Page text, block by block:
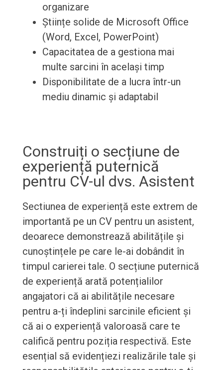
organizare
Științe solide de Microsoft Office
(Word, Excel, PowerPoint)
Capacitatea de a gestiona mai
multe sarcini în același timp
Disponibilitate de a lucra într-un
mediu dinamic și adaptabil
Construiți o secțiune de
experiență puternică
pentru CV-ul dvs. Asistent
Sectiunea de experiență este extrem de
importantă pe un CV pentru un asistent,
deoarece demonstrează abilitățile și
cunoștințele pe care le-ai dobândit în
timpul carierei tale. O secțiune puternică
de experiență arată potențialilor
angajatori că ai abilitățile necesare
pentru a-ți îndeplini sarcinile eficient și
că ai o experiență valoroasă care te
califică pentru poziția respectivă. Este
esențial să evidențiezi realizările tale și